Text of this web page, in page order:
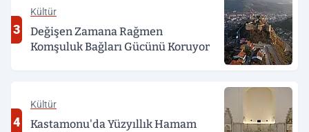
3
Kültür
Değişen Zamana Rağmen
Komşuluk Bağları Gücünü Koruyor
4
Kültür
Kastamonu'da Yüzyıllık Hamam